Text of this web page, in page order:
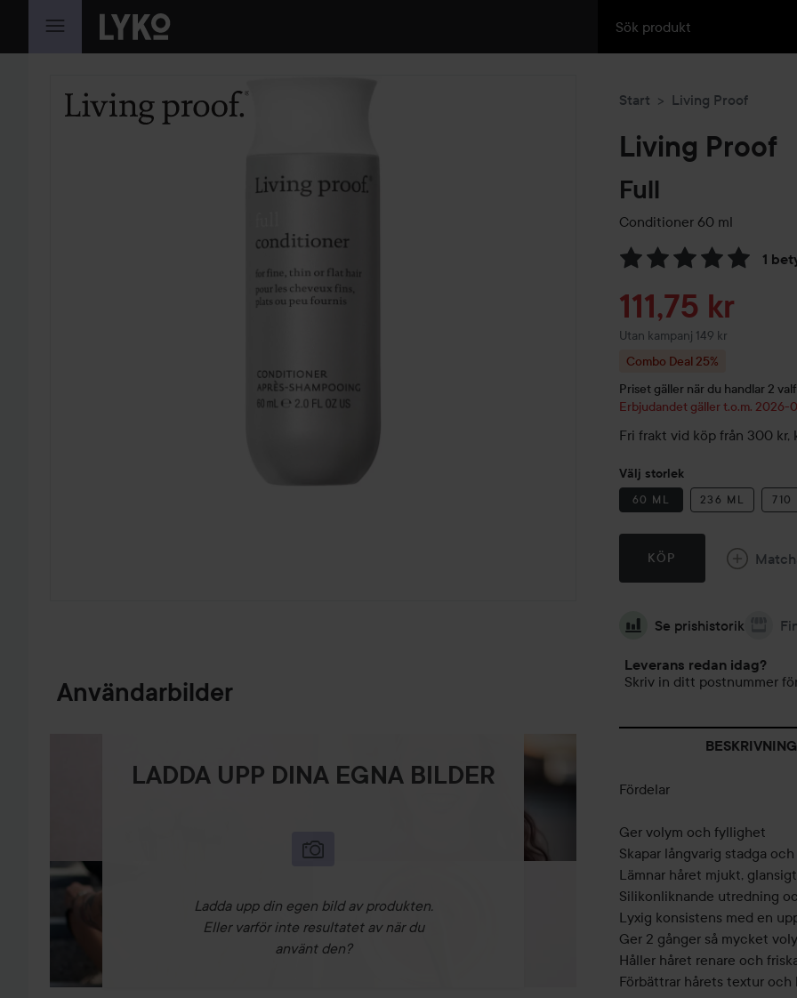
HOPPA TILL INNEHÅLLET
Användarbilder
LADDA UPP DINA EGNA BILDER
Ladda upp din egen bild av produkten.
Eller varför inte resultatet av när du
använt den?
Start Living Proof
Living Proof
Full
Conditioner 60 ml
1
Hoppa till Betyg &
Reapris
111,75 kr
Utan kampanj 149 kr
Combo Deal 25%
Priset gäller när du handlar 2
Erbjudandet gäller t.o.m. 2026-
Fri frakt vid köp från 300 kr,
Välj storlek
60 ML 236 ML 710
KÖP
Se prishistorik
Leverans redan idag?
Skriv in ditt postnummer
BESKRIVNING
Fördelar
Ger volym och fyllighet
Skapar långvarig stadga
Lämnar håret mjukt,
Silikonliknande utredning
Lyxig konsistens med en
Ger 2 gånger så mycket
Håller håret renare och
Förbättrar hårets textur och